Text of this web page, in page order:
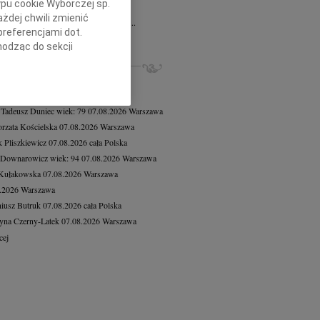
Chodakiewicz 07.08.2026 Warszawa
1 sierpnia 2026 roku w wieku 88 lat...
Duniecwiek: 7907.08.2026Warszawa
Kościelska07.08.2026Warszawa
Pliszkiewicz07.08.2026cała Polska
wiek: 9407.08.2026Warszawa
07.08.2026Warszawa
Warszawa
Butruk 07.08.2026cała Polska
Czerny-Latek 07.08.2026Warszawa
cookie Wyborczej sp.
chwili zmienić
dot.
do sekcji
przeglądarki.
identyfikacji.
pomiar reklam i